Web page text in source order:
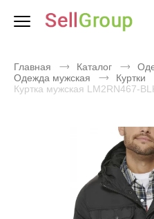
Главная Каталог
Одежда мужская
Куртки
Куртка мужская LM2RN467-